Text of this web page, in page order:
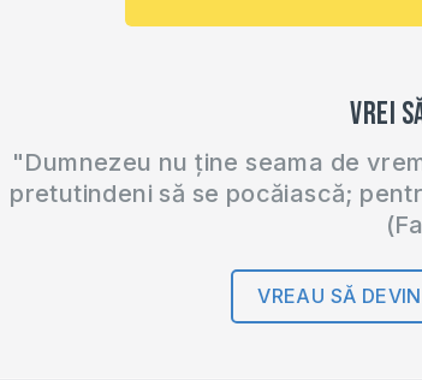
Vrei
"Dumnezeu nu ține seama de
pretutindeni să se pocăiască;
VREAU SĂ